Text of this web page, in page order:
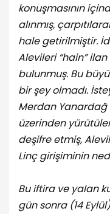
konuşmasının
alınmış,
hale getirilmiştir.
Alevileri “hain”
bulunmuş. Bu
bir şey olmadı.
Merdan
üzerinden
deşifre etmiş,
Linç girişiminin
Bu iftira ve yalan
gün sonra (14